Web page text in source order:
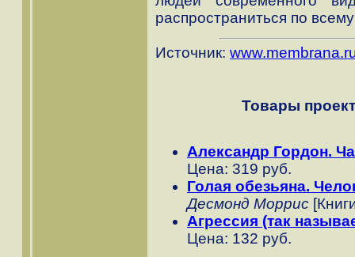
распространиться по всему
Источник:
Товары
Александр Гордон.
Цена: 319 руб.
Голая обезьяна.
Десмонд Моррис
Агрессия (так
Цена: 132 руб.